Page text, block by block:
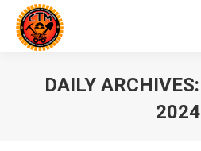
DAILY ARCHIVES:
2024